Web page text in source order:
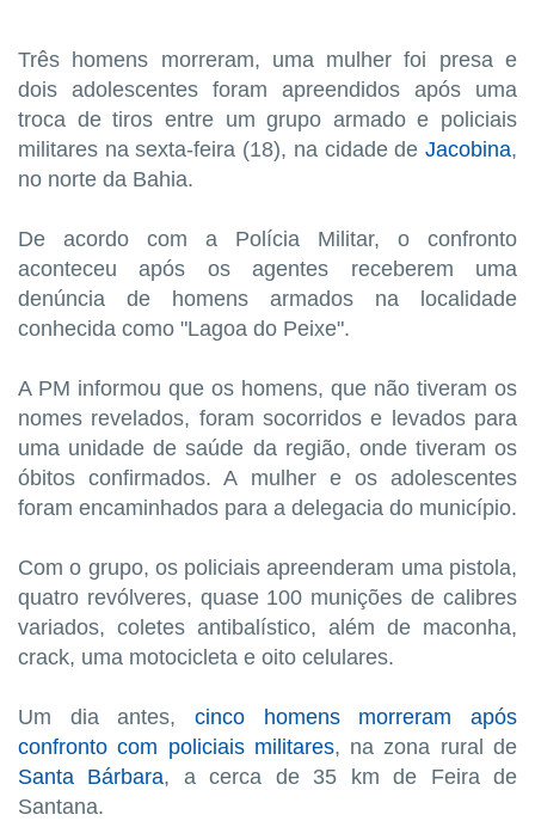
Três homens morreram, uma mulher foi presa e
dois adolescentes foram apreendidos após uma
troca de tiros entre um grupo armado e policiais
militares na sexta-feira (18), na cidade de Jacobina,
no norte da Bahia.
De acordo com a Polícia Militar, o confronto
aconteceu após os agentes receberem uma
denúncia de homens armados na localidade
conhecida como "Lagoa do Peixe".
A PM informou que os homens, que não tiveram os
nomes revelados, foram socorridos e levados para
uma unidade de saúde da região, onde tiveram os
óbitos confirmados. A mulher e os adolescentes
foram encaminhados para a delegacia do município.
Com o grupo, os policiais apreenderam uma pistola,
quatro revólveres, quase 100 munições de calibres
variados, coletes antibalístico, além de maconha,
crack, uma motocicleta e oito celulares.
Um dia antes, cinco homens morreram após
confronto com policiais militares, na zona rural de
Santa Bárbara, a cerca de 35 km de Feira de
Santana.